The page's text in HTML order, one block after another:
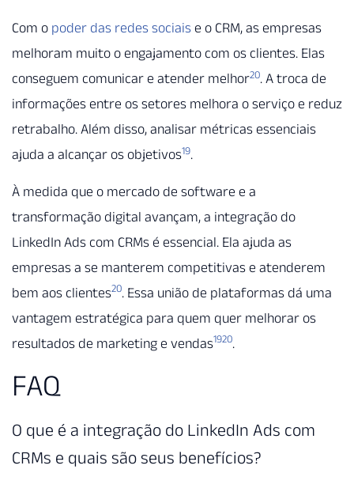
Com o poder das redes sociais e o CRM, as empresas
melhoram muito o engajamento com os clientes. Elas
conseguem comunicar e atender melhor20. A troca de
informações entre os setores melhora o serviço e reduz
retrabalho. Além disso, analisar métricas essenciais
ajuda a alcançar os objetivos19.
À medida que o mercado de software e a
transformação digital avançam, a integração do
LinkedIn Ads com CRMs é essencial. Ela ajuda as
empresas a se manterem competitivas e atenderem
bem aos clientes20. Essa união de plataformas dá uma
vantagem estratégica para quem quer melhorar os
resultados de marketing e vendas1920.
FAQ
O que é a integração do LinkedIn Ads com
CRMs e quais são seus benefícios?